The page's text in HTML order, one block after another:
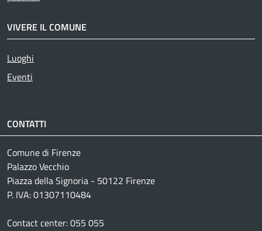
VIVERE IL COMUNE
Luoghi
Eventi
CONTATTI
Comune di Firenze
Palazzo Vecchio
Piazza della Signoria - 50122 Firenze
P. IVA: 01307110484
Contact center: 055 055